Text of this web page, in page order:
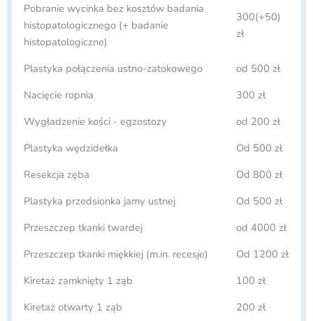
Pobranie wycinka bez kosztów badania
histopatologicznego (+ badanie
histopatologiczne)
300(+50)
zł
Plastyka połączenia ustno-zatokowego
od 500 zł
Nacięcie ropnia
300 zł
Wygładzenie kości - egzostozy
od 200 zł
Plastyka wędzidełka
Od 500 zł
Resekcja zęba
Od 800 zł
Plastyka przedsionka jamy ustnej
Od 500 zł
Przeszczep tkanki twardej
od 4000 zł
Przeszczep tkanki miękkiej (m.in. recesje)
Od 1200 zł
Kiretaż zamknięty 1 ząb
100 zł
Kiretaż otwarty 1 ząb
200 zł